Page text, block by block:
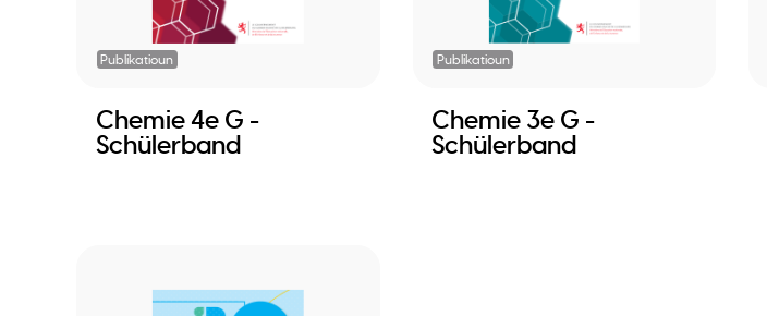
Publikatioun
Chemie 4e G -
Schülerband
Publikatioun
Chemie 3e G -
Schülerband